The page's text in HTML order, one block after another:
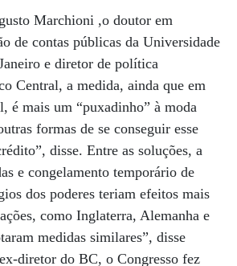
Marchioni ,o doutor em
de contas públicas da Universidade
e diretor de política
Central, a medida, ainda que em
é mais um “puxadinho” à moda
formas de se conseguir esse
disse. Entre as soluções, a
e congelamento temporário de
dos poderes teriam efeitos mais
como Inglaterra, Alemanha e
medidas similares”, disse
diretor do BC, o Congresso fez